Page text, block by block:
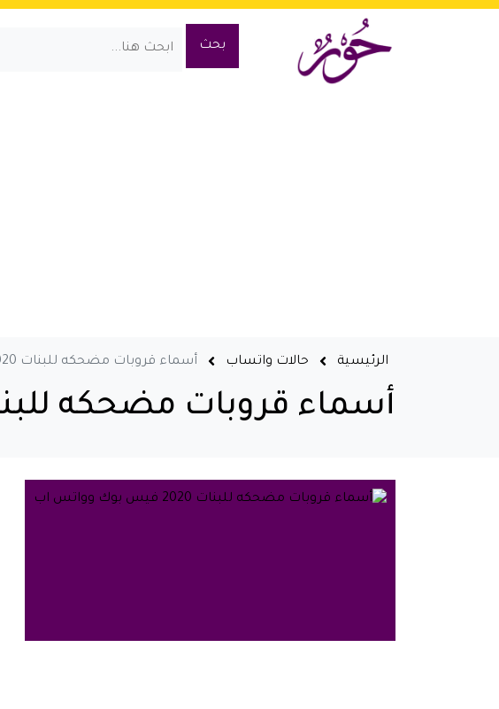
الرئيسية حالات واتساب أسماء قروبات مضحكه للبنات 2020 فيس بوك وواتس اب
أسماء قروبات مضحكه للبنات 2020 فيس بوك